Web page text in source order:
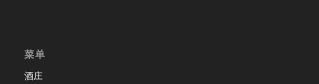
菜单
酒庄